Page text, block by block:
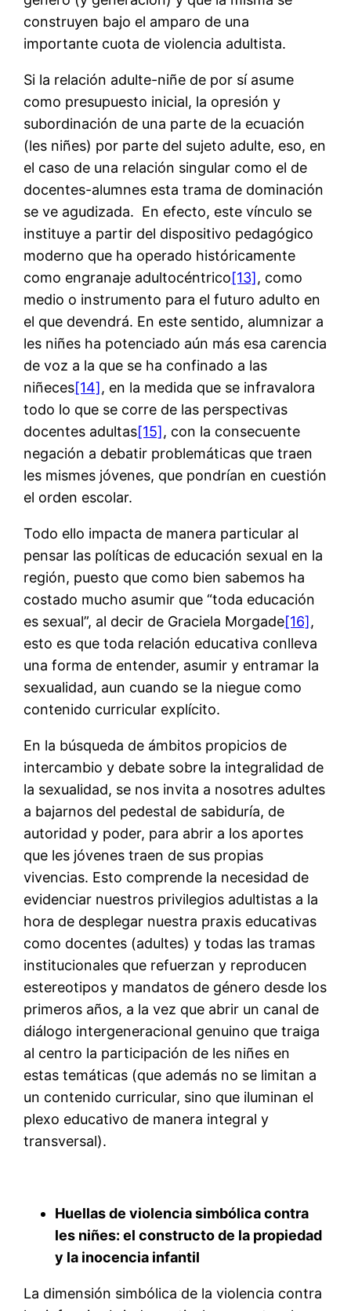
construyen bajo el amparo de una
importante cuota de violencia adultista.
Si la relación adulte-niñe de por sí asume
como presupuesto inicial, la opresión y
subordinación de una parte de la ecuación
(les niñes) por parte del sujeto adulte, eso, en
el caso de una relación singular como el de
docentes-alumnes esta trama de dominación
se ve agudizada. En efecto, este vínculo se
instituye a partir del dispositivo pedagógico
moderno que ha operado históricamente
como engranaje adultocéntrico[13], como
medio o instrumento para el futuro adulto en
el que devendrá. En este sentido, alumnizar a
les niñes ha potenciado aún más esa carencia
de voz a la que se ha confinado a las
niñeces[14], en la medida que se infravalora
todo lo que se corre de las perspectivas
docentes adultas[15], con la consecuente
negación a debatir problemáticas que traen
les mismes jóvenes, que pondrían en cuestión
el orden escolar.
Todo ello impacta de manera particular al
pensar las políticas de educación sexual en la
región, puesto que como bien sabemos ha
costado mucho asumir que “toda educación
es sexual”, al decir de Graciela Morgade[16],
esto es que toda relación educativa conlleva
una forma de entender, asumir y entramar la
sexualidad, aun cuando se la niegue como
contenido curricular explícito.
En la búsqueda de ámbitos propicios de
intercambio y debate sobre la integralidad de
la sexualidad, se nos invita a nosotres adultes
a bajarnos del pedestal de sabiduría, de
autoridad y poder, para abrir a los aportes
que les jóvenes traen de sus propias
vivencias. Esto comprende la necesidad de
evidenciar nuestros privilegios adultistas a la
hora de desplegar nuestra praxis educativas
como docentes (adultes) y todas las tramas
institucionales que refuerzan y reproducen
estereotipos y mandatos de género desde los
primeros años, a la vez que abrir un canal de
diálogo intergeneracional genuino que traiga
al centro la participación de les niñes en
estas temáticas (que además no se limitan a
un contenido curricular, sino que iluminan el
plexo educativo de manera integral y
transversal).
Huellas de violencia simbólica contra
les niñes: el constructo de la propiedad
y la inocencia infantil
La dimensión simbólica de la violencia contra